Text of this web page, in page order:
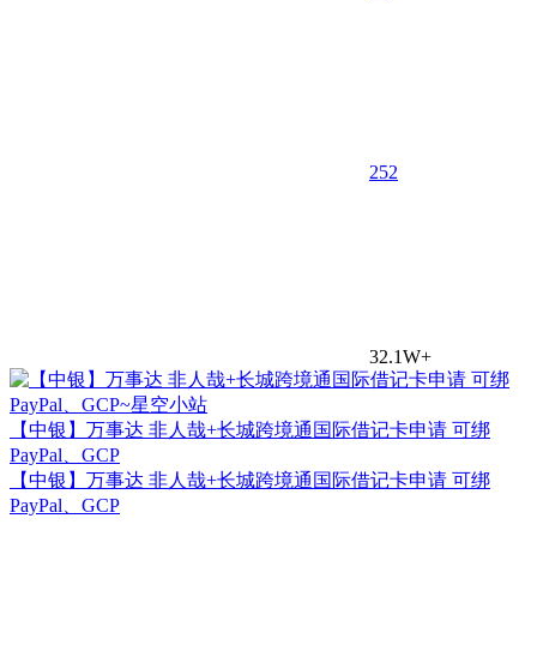
252
32.1W+
【中银】万事达 非人哉+长城跨境通国际借记卡申请 可绑
PayPal、GCP
【中银】万事达 非人哉+长城跨境通国际借记卡申请 可绑
PayPal、GCP